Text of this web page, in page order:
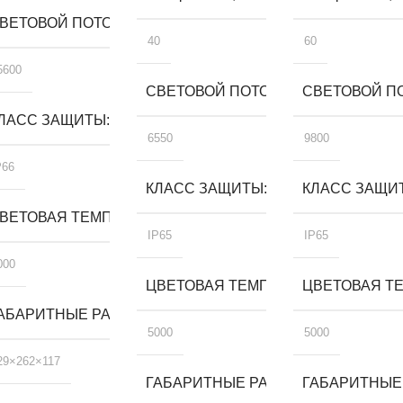
К
ММ
ПОТОК, ЛМ
ЗАЩИТЫ
ТЕМПЕРАТУРА, К
РАЗМЕРЫ, ММ
40
СВЕТОВОЙ ПОТОК, ЛМ
6550
КЛАСС ЗАЩИТЫ
IP65
ЦВЕТОВАЯ ТЕМПЕРАТУРА, К
5000
ГАБАРИТНЫЕ РАЗМЕРЫ, ММ
60
СВЕТОВОЙ
9800
КЛАСС
IP65
ЦВЕТОВАЯ
5000